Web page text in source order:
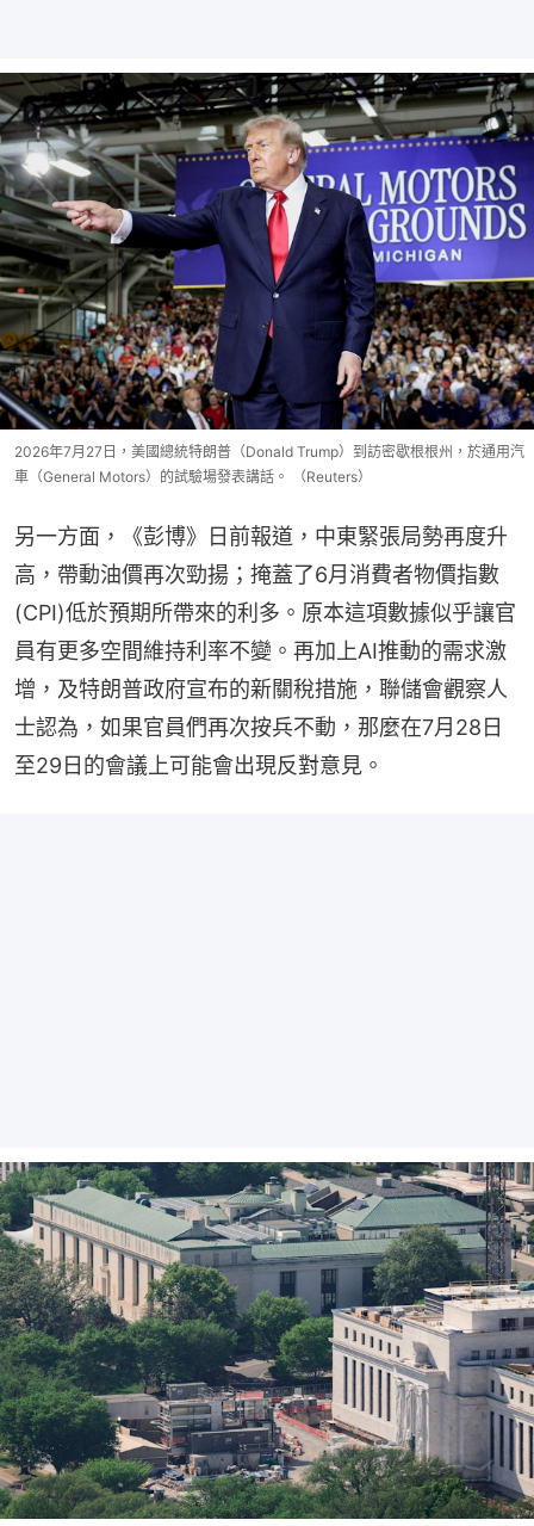
2026年7月27日，美國總統特朗普（Donald Trump）到訪密歇根根州，於通用汽
車（General Motors）的試驗場發表講話。 （Reuters）
另一方面，《彭博》日前報道，中東緊張局勢再度升
高，帶動油價再次勁揚；掩蓋了6月消費者物價指數
(CPI)低於預期所帶來的利多。原本這項數據似乎讓官
員有更多空間維持利率不變。再加上AI推動的需求激
增，及特朗普政府宣布的新關稅措施，聯儲會觀察人
士認為，如果官員們再次按兵不動，那麼在7月28日
至29日的會議上可能會出現反對意見。